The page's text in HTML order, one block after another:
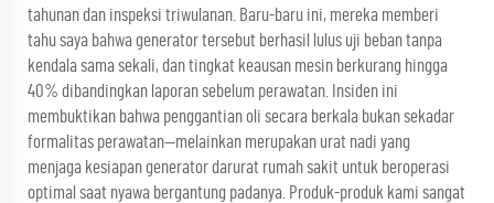
tahunan dan inspeksi triwulanan. Baru-baru ini, mereka memberi
tahu saya bahwa generator tersebut berhasil lulus uji beban tanpa
kendala sama sekali, dan tingkat keausan mesin berkurang hingga
40% dibandingkan laporan sebelum perawatan. Insiden ini
membuktikan bahwa penggantian oli secara berkala bukan sekadar
formalitas perawatan—melainkan merupakan urat nadi yang
menjaga kesiapan generator darurat rumah sakit untuk beroperasi
optimal saat nyawa bergantung padanya. Produk-produk kami sangat